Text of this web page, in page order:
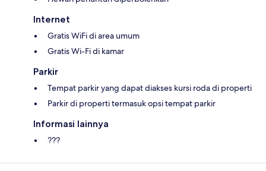
Internet
Gratis WiFi di area umum
Gratis Wi-Fi di kamar
Parkir
Tempat parkir yang dapat diakses kursi roda di properti
Parkir di properti termasuk opsi tempat parkir
Informasi lainnya
???